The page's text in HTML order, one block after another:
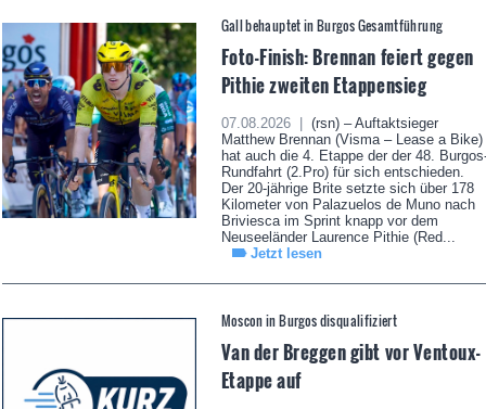
Gall behauptet in Burgos Gesamtführung
Foto-Finish: Brennan feiert gegen
Pithie zweiten Etappensieg
07.08.2026 |
(rsn) – Auftaktsieger
Matthew Brennan (Visma – Lease a Bike)
hat auch die 4. Etappe der der 48.
Rundfahrt (2.Pro) für sich entschieden.
Der 20-jährige Brite setzte sich über 178
Kilometer von Palazuelos de Muno nach
Briviesca im Sprint knapp vor dem
Neuseeländer Laurence Pithie (Red...
Jetzt lesen
Moscon in Burgos disqualifiziert
Van der Breggen gibt vor Ventoux-
Etappe auf